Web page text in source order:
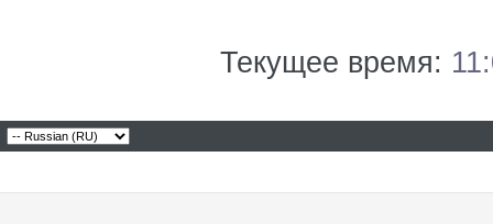
Текущее время: